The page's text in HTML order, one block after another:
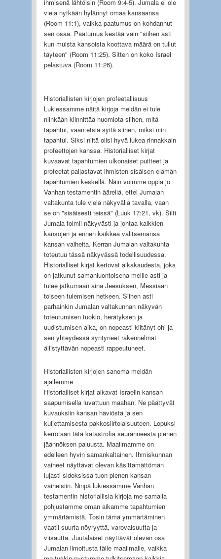
ihmisenä lähtöisin (Room 9:4-5). Jumala ei ole
vielä nytkään hylännyt omaa kansaansa
(Room 11:1), vaikka paatumus on kohdannut
sen osaa. Paatumus kestää vain "siihen asti
kun muista kansoista koottava määrä on tullut
täyteen" (Room 11:25). Sitten on koko Israel
pelastuva (Room 11:26).
Historiallisten kirjojen profeetallisuus
Lukiessamme näitä kirjoja meidän ei tule
niinkään kiinnittää huomiota siihen, mitä
tapahtui, vaan etsiä syitä siihen, miksi niin
tapahtui. Siksi niitä olisi hyvä lukea rinnakkain
profeettojen kanssa. Historialliset kirjat
kuvaavat tapahtumien ulkonaiset puitteet ja
profeetat paljastavat ihmisten sisäisen elämän
tapahtumien keskellä. Näin voimme oppia jo
Vanhan testamentin äärellä, ettei Jumalan
valtakunta tule vielä näkyvällä tavalla, vaan
se on "sisäisesti teissä" (Luuk 17:21, vk). Silti
Jumala toimii näkyvästi ja johtaa kaikkien
kansojen ja ennen kaikkea valitsemansa
kansan vaiheita. Kerran Jumalan valtakunta
toteutuu tässä näkyvässä todellisuudessa.
Historialliset kirjat kertovat aikakaudesta, joka
on jatkunut samanluontoisena meille asti ja
tulee jatkumaan aina Jeesuksen, Messiaan
toiseen tulemisen hetkeen. Siihen asti
parhainkin Jumalan valtakunnan näkyvän
toteutumisen tuokio, herätyksen ja
uudistumisen aika, on nopeasti kiitänyt ohi ja
sen yhteydessä syntyneet rakennelmat
ällistyttävän nopeasti rappeutuneet.
Historiallisten kirjojen sanoma meidän
ajallemme
Historialliset kirjat alkavat Israelin kansan
saapumisella luvattuun maahan. Ne päättyvät
kuvauksiin kansan häviöstä ja sen
kuljettamisesta pakkosiirtolaisuuteen. Lopuksi
kerrotaan tätä katastrofia seuranneesta pienen
jäännöksen paluusta. Maailmamme on
edelleen hyvin samankaltainen. Ihmiskunnan
vaiheet näyttävät olevan käsittämättömän
lujasti sidoksissa tuon pienen kansan
vaiheisiin. Ninpä lukiessamme Vanhan
testamentin historiallisia kirjoja me samalla
pohjustamme oman aikamme tapahtumien
ymmärtämistä. Tosin tämä ymmärtäminen
vaatii suurta nöyryyttä, varovaisuutta ja
viisautta. Juutalaiset näyttävät olevan osa
Jumalan ilmoitusta tälle maailmalle, vaikka